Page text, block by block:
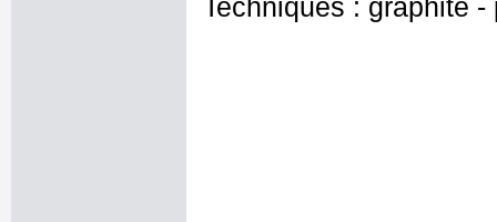
Techniques : graphite